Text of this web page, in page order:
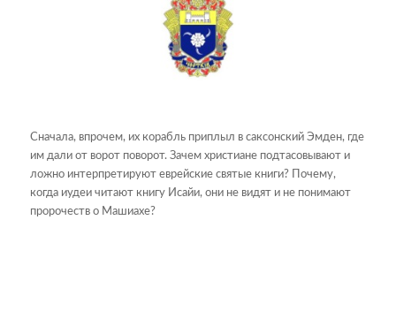
Сначала, впрочем, их корабль приплыл в саксонский Эмден, где
им дали от ворот поворот. Зачем христиане подтасовывают и
ложно интерпретируют еврейские святые книги? Почему,
когда иудеи читают книгу Исайи, они не видят и не понимают
пророчеств о Машиахе?